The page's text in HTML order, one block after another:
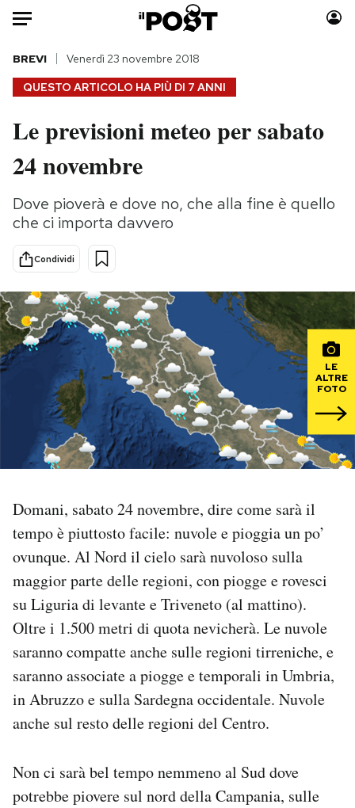
Auto
HOME
Italia
Politica
Tecnologia
Internet
Scienza
Cultura
Economia
Sport
Moda
Storie/Idee
Altrecose
Mondiali calcio 2026
PODCAST
NEWSLETTER
SHOP
AREA PERSONALE
Area Personale
Newsletter
Notifiche mobile
QUESTO ARTICOLO HA PIÙ DI 7 ANNI
BREVI Venerdì 23 novembre 2018
Le previsioni meteo per sabato
24 novembre
Dove pioverà e dove no, che alla fine è quello
che ci importa davvero
Condividi
LE
ALTRE
FOTO
Domani, sabato 24 novembre, dire come sarà il
tempo è piuttosto facile: nuvole e pioggia un po’
ovunque. Al Nord il cielo sarà nuvoloso sulla
maggior parte delle regioni, con piogge e rovesci
su Liguria di levante e Triveneto (al mattino).
Oltre i 1.500 metri di quota nevicherà. Le nuvole
saranno compatte anche sulle regioni tirreniche, e
saranno associate a piogge e temporali in Umbria,
in Abruzzo e sulla Sardegna occidentale. Nuvole
anche sul resto delle regioni del Centro.
Non ci sarà bel tempo nemmeno al Sud dove
potrebbe piovere sul nord della Campania, sulle